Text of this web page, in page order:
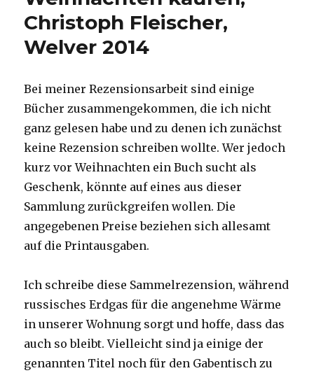
Christoph Fleischer,
Welver 2014
Bei meiner Rezensionsarbeit sind einige
Bücher zusammengekommen, die ich nicht
ganz gelesen habe und zu denen ich zunächst
keine Rezension schreiben wollte. Wer jedoch
kurz vor Weihnachten ein Buch sucht als
Geschenk, könnte auf eines aus dieser
Sammlung zurückgreifen wollen. Die
angegebenen Preise beziehen sich allesamt
auf die Printausgaben.
Ich schreibe diese Sammelrezension, während
russisches Erdgas für die angenehme Wärme
in unserer Wohnung sorgt und hoffe, dass das
auch so bleibt. Vielleicht sind ja einige der
genannten Titel noch für den Gabentisch zu